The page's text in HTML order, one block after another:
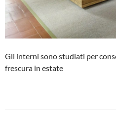
Gli interni sono studiati per
frescura in estate